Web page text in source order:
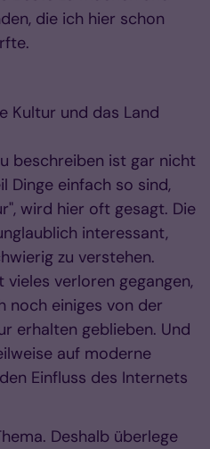
die ich hier schon
Kultur und das Land
beschreiben ist gar nicht
Dinge einfach so sind,
wird hier oft gesagt. Die
interessant,
zu verstehen.
verloren gegangen,
noch einiges von der
erhalten geblieben. Und
auf moderne
Einfluss des Internets
Deshalb überlege